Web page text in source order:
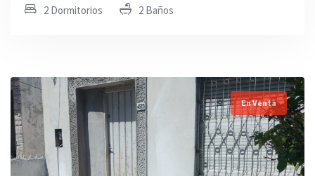
2 Dormitorios 2 Baños
En Venta